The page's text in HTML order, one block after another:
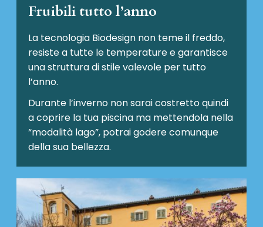
Fruibili tutto l’anno
La tecnologia Biodesign non teme il freddo,
resiste a tutte le temperature e garantisce
una struttura di stile valevole per tutto
l’anno.
Durante l’inverno non sarai costretto quindi
a coprire la tua piscina ma mettendola nella
“modalità lago”, potrai godere comunque
della sua bellezza.